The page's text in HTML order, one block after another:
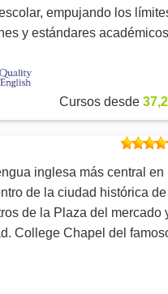
empujando los
y estándares
Cursos desde
inglesa más central en
de la ciudad histórica de
de la Plaza del mercado
College Chapel del